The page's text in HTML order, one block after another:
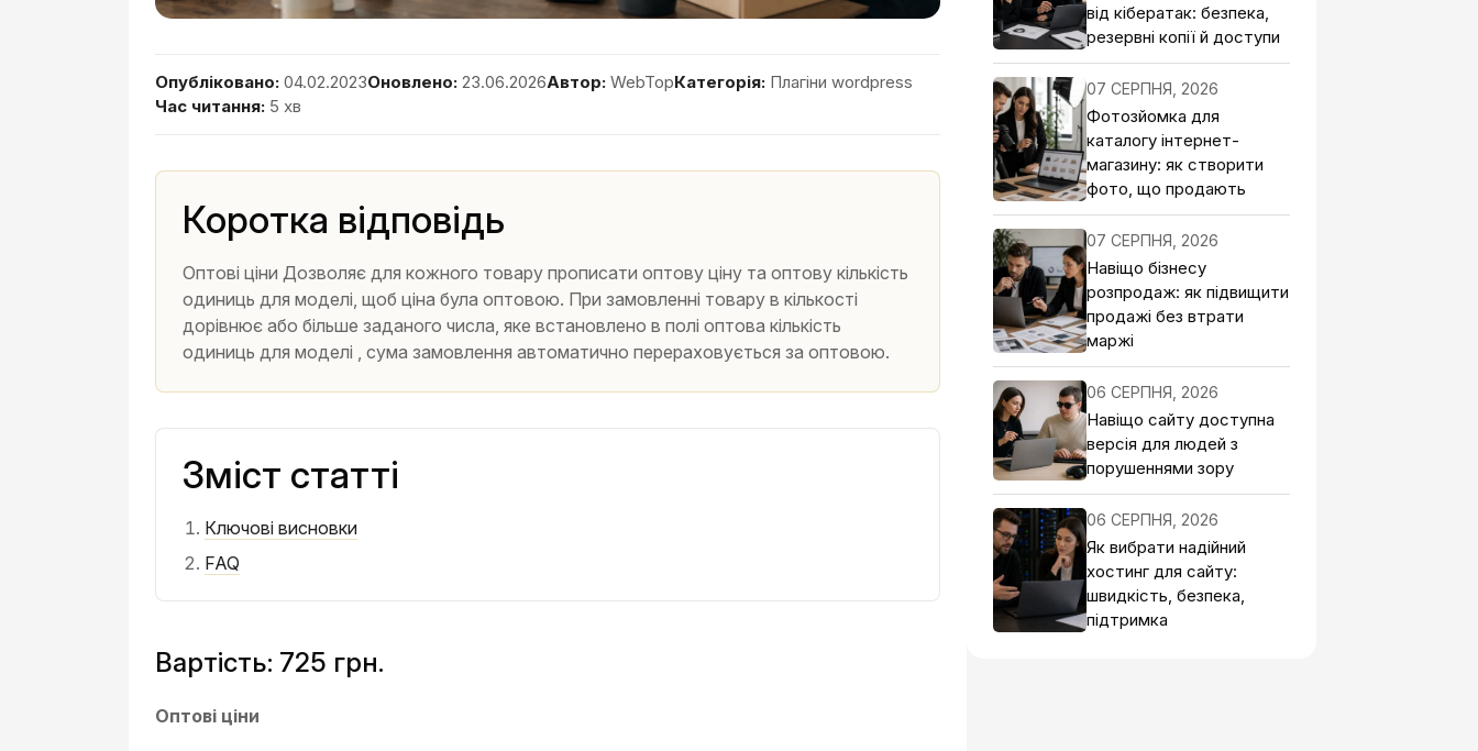
Опубліковано: 04.02.2023Оновлено: 23.06.2026Автор: WebTopКатегорія: Плагіни wordpress
Час читання: 5 хв
Коротка відповідь
Оптові ціни Дозволяє для кожного товару прописати оптову ціну та оптову кількість
одиниць для моделі, щоб ціна була оптовою. При замовленні товару в кількості
дорівнює або більше заданого числа, яке встановлено в полі оптова кількість
одиниць для моделі , сума замовлення автоматично перераховується за оптовою.
Зміст статті
Ключові висновки
FAQ
Вартість: 725 грн.
Оптові ціни
від кібератак: безпека,
резервні копії й доступи
07 СЕРПНЯ, 2026
Фотозйомка для
каталогу інтернет-
магазину: як створити
фото, що продають
07 СЕРПНЯ, 2026
Навіщо бізнесу
розпродаж: як підвищити
продажі без втрати
маржі
06 СЕРПНЯ, 2026
Навіщо сайту доступна
версія для людей з
порушеннями зору
06 СЕРПНЯ, 2026
Як вибрати надійний
хостинг для сайту:
швидкість, безпека,
підтримка